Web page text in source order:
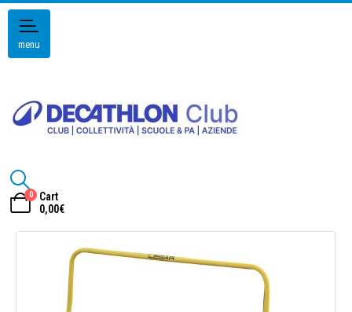
menu
0
Cart
0,00€